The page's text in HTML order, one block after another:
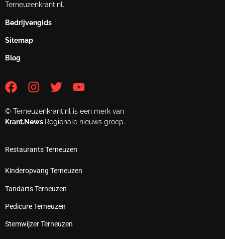
Terneuzenkrant.nl.
Bedrijvengids
Sitemap
Blog
© Terneuzenkrant.nl is een merk van
Krant.News Regionale nieuws groep.
Restaurants Terneuzen
Kinderopvang Terneuzen
Tandarts Terneuzen
Pedicure Terneuzen
Stemwijzer Terneuzen